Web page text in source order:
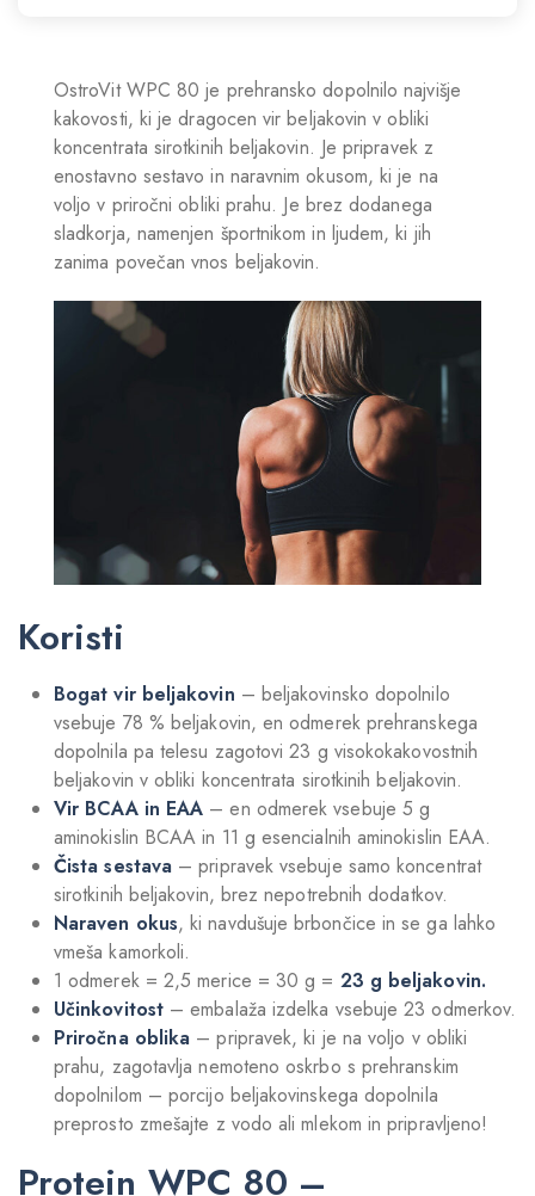
OstroVit WPC 80 je prehransko dopolnilo najvišje
kakovosti, ki je dragocen vir beljakovin v obliki
koncentrata sirotkinih beljakovin. Je pripravek z
enostavno sestavo in naravnim okusom, ki je na
voljo v priročni obliki prahu. Je brez dodanega
sladkorja, namenjen športnikom in ljudem, ki jih
zanima povečan vnos beljakovin.
Koristi
Bogat vir beljakovin – beljakovinsko dopolnilo
vsebuje 78 % beljakovin, en odmerek prehranskega
dopolnila pa telesu zagotovi 23 g visokokakovostnih
beljakovin v obliki koncentrata sirotkinih beljakovin.
Vir BCAA in EAA – en odmerek vsebuje 5 g
aminokislin BCAA in 11 g esencialnih aminokislin EAA.
Čista sestava – pripravek vsebuje samo koncentrat
sirotkinih beljakovin, brez nepotrebnih dodatkov.
Naraven okus, ki navdušuje brbončice in se ga lahko
vmeša kamorkoli.
1 odmerek = 2,5 merice = 30 g = 23 g beljakovin.
Učinkovitost– embalaža izdelka vsebuje 23 odmerkov.
Priročna oblika – pripravek, ki je na voljo v obliki
prahu, zagotavlja nemoteno oskrbo s prehranskim
dopolnilom – porcijo beljakovinskega dopolnila
preprosto zmešajte z vodo ali mlekom in pripravljeno!
Protein WPC 80 –